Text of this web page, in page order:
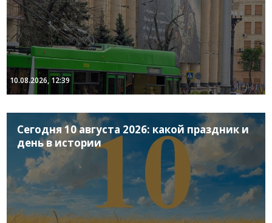
10.08.2026, 12:39
Сегодня 10 августа 2026: какой праздник и
день в истории